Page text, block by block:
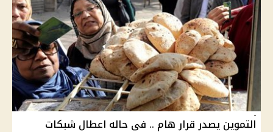
التموين يصدر قرار هام .. فى حاله اعطال شبكات